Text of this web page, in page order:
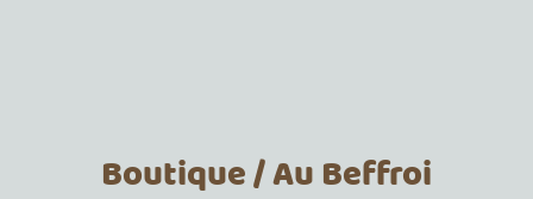
Boutique / Au Beffroi